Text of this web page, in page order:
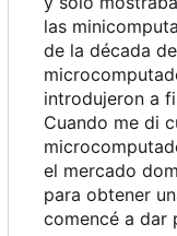
las
de la década
introdujeron a
Cuando me di
el mercado
para obtener
comencé a dar